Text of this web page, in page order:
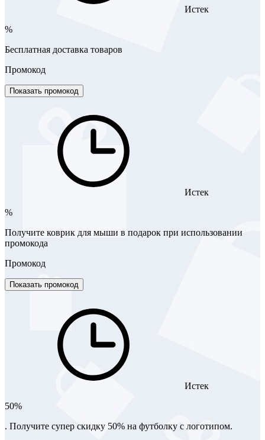
Истек
%
Бесплатная доставка товаров
Промокод
Показать промокод
Истек
%
Получите коврик для мыши в подарок при использовании
промокода
Промокод
Показать промокод
Истек
50%
. Получите супер скидку 50% на футболку с логотипом.